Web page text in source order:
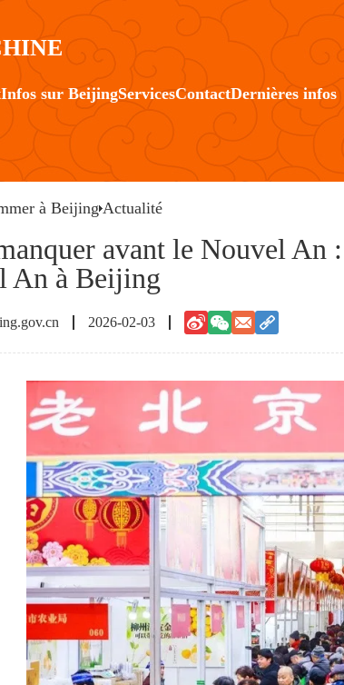
Infos sur BeijingServicesContactDernières infos
à Beijing Actualité
avant le Nouvel An
An à Beijing
2026-02-03